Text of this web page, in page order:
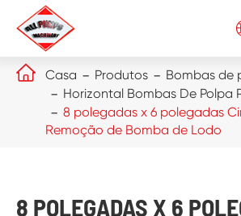
 Casa Produtos
Bombas de
Horizontal Bombas De Polpa
8 polegadas x 6 polegadas
Remoção de Bomba de Lodo
8 POLEGADAS X 6